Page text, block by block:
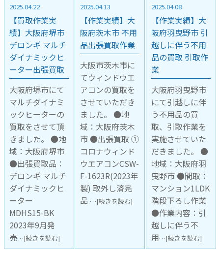
2025.04.22
【買取作業実
績】大阪府堺市
デロンギ マルチ
ダイナミックヒ
ーター出張買取
大阪府堺市にて
マルチダイナミ
ックヒーターの
買取をさせて頂
きました。 ●地
域：大阪府堺市
●出張買取品：
デロンギ マルチ
ダイナミックヒ
ーター
MDHS15-BK
2023年9月発
売…[続きを読む]
2025.04.13
【作業実績】大
阪府茨木市 不用
品出張買取作業
大阪市茨木市に
てウィンドウエ
アコンの買取を
させていただき
ました。 ●地
域：大阪府茨木
市 ●出張買取 ①
コロナウィンド
ウエアコンCSW-
F-1623R(2023年
製) 取外し済完
品 …[続きを読む]
2025.04.08
【作業実績】大
阪府羽曳野市 引
越しに伴う不用
品の買取 引取作
業
大阪府羽曳野市
にて引越しに伴
う不用品の買
取、引取作業を
実施させていた
だきました。 ●
地域：大阪府羽
曳野市 ●間取：
マンション1LDK
階段下ろし作業
●作業内容：引
越しに伴う不
用…[続きを読む]